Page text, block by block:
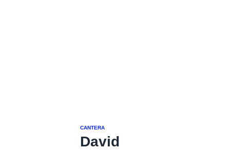
CANTERA
David